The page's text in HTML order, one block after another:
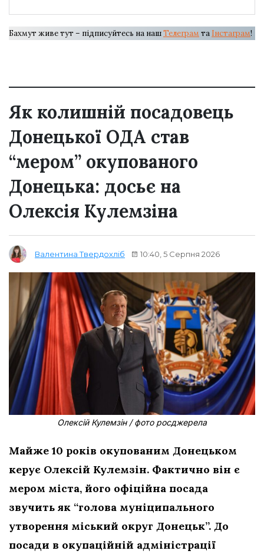
Бахмут живе тут – підписуйтесь на нашТелеграм та Інстаграм!
Як колишній посадовець
Донецької ОДА став
“мером” окупованого
Донецька: досьє на
Олексія Кулемзіна
Валентина Твердохліб 10:40, 5 Серпня 2026
Олексій Кулемзін / фото росджерела
Майже 10 років окупованим Донецьком
керує Олексій Кулемзін. Фактично він є
мером міста, його офіційна посада
звучить як “голова муніципального
утворення міський округ Донецьк”. До
посади в окупаційній адміністрації